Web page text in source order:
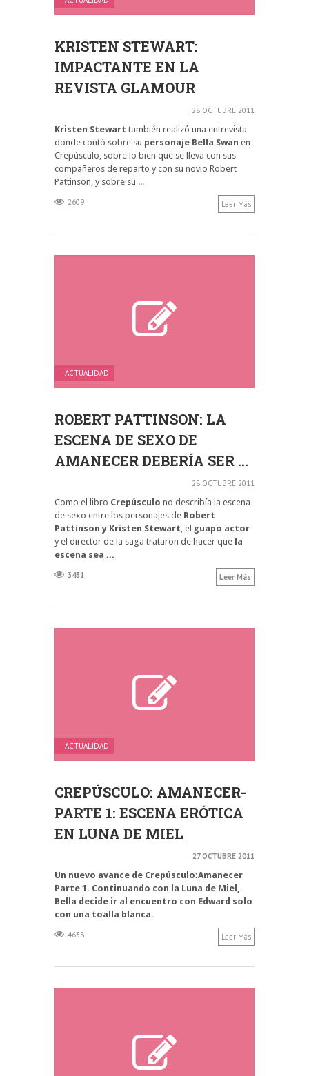
KRISTEN STEWART:
IMPACTANTE EN LA
REVISTA GLAMOUR
28 OCTUBRE 2011
Kristen Stewart también realizó una entrevista
donde contó sobre su personaje Bella Swan en
Crepúsculo, sobre lo bien que se lleva con sus
compañeros de reparto y con su novio Robert
Pattinson, y sobre su ...
2609 Leer Más
ACTUALIDAD
ROBERT PATTINSON: LA
ESCENA DE SEXO DE
AMANECER DEBERÍA SER ...
28 OCTUBRE 2011
Como el libro Crepúsculo no describía la escena
de sexo entre los personajes de Robert
Pattinson y Kristen Stewart , el guapo actor
y el director de la saga trataron de hacer que la
escena sea ...
3431 Leer Más
ACTUALIDAD
CREPÚSCULO: AMANECER-
PARTE 1: ESCENA ERÓTICA
EN LUNA DE MIEL
27 OCTUBRE 2011
Un nuevo avance de Crepúsculo:Amanecer
Parte 1. Continuando con la Luna de Miel,
Bella decide ir al encuentro con Edward solo
con una toalla blanca.
4638 Leer Más